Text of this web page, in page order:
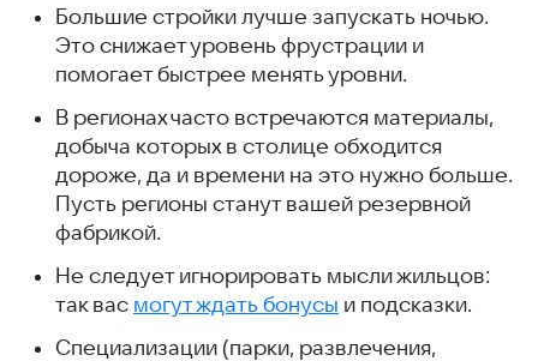
Большие стройки лучше запускать ночью.
Это снижает уровень фрустрации и
помогает быстрее менять уровни.
В регионах часто встречаются материалы,
добыча которых в столице обходится
дороже, да и времени на это нужно больше.
Пусть регионы станут вашей резервной
фабрикой.
Не следует игнорировать мысли жильцов:
так вас могут ждать бонусы и подсказки.
Специализации (парки, развлечения,